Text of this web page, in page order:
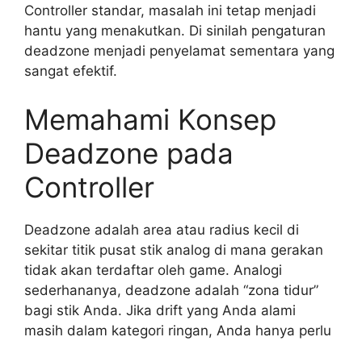
Controller standar, masalah ini tetap menjadi
hantu yang menakutkan. Di sinilah pengaturan
deadzone menjadi penyelamat sementara yang
sangat efektif.
Memahami Konsep
Deadzone pada
Controller
Deadzone adalah area atau radius kecil di
sekitar titik pusat stik analog di mana gerakan
tidak akan terdaftar oleh game. Analogi
sederhananya, deadzone adalah “zona tidur”
bagi stik Anda. Jika drift yang Anda alami
masih dalam kategori ringan, Anda hanya perlu